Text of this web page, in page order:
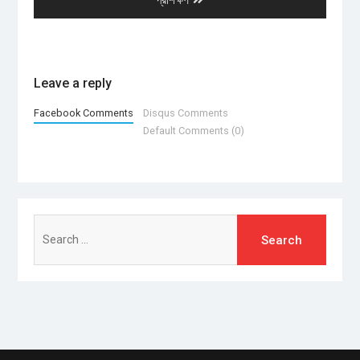
Leave a reply
Facebook Comments
Disqus Comments
Default Comments (0)
for: